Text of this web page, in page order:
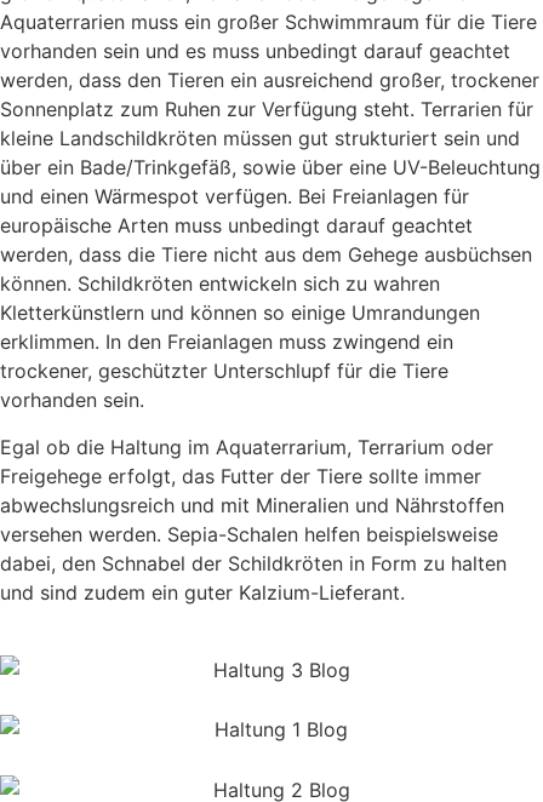
Aquaterrarien muss ein großer Schwimmraum für die Tiere
vorhanden sein und es muss unbedingt darauf geachtet
werden, dass den Tieren ein ausreichend großer, trockener
Sonnenplatz zum Ruhen zur Verfügung steht. Terrarien für
kleine Landschildkröten müssen gut strukturiert sein und
über ein Bade/Trinkgefäß, sowie über eine UV-Beleuchtung
und einen Wärmespot verfügen. Bei Freianlagen für
europäische Arten muss unbedingt darauf geachtet
werden, dass die Tiere nicht aus dem Gehege ausbüchsen
können. Schildkröten entwickeln sich zu wahren
Kletterkünstlern und können so einige Umrandungen
erklimmen. In den Freianlagen muss zwingend ein
trockener, geschützter Unterschlupf für die Tiere
vorhanden sein.
Egal ob die Haltung im Aquaterrarium, Terrarium oder
Freigehege erfolgt, das Futter der Tiere sollte immer
abwechslungsreich und mit Mineralien und Nährstoffen
versehen werden. Sepia-Schalen helfen beispielsweise
dabei, den Schnabel der Schildkröten in Form zu halten
und sind zudem ein guter Kalzium-Lieferant.